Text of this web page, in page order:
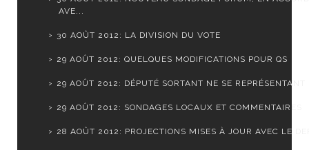
AVE...
30 AOÛT 2012: LA DIVISION DU VOTE
29 AOÛT 2012: QUELQUES MODIFICATIONS POUR QS
29 AOÛT 2012: DÉPUTÉ SORTANT NE SE REPRÉSENTANT
29 AOÛT 2012: SONDAGES LOCAUX ET COMMENTAIRES
28 AOÛT 2012: PROJECTIONS MISES À JOUR AVEC LE